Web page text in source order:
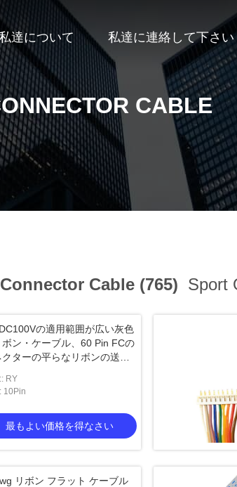
達について 私達に連絡して下さい
CABLE
Cable (765) Sport
の適用範囲が広い灰色
ボン・ケーブル、60 Pin FCの
クターの平らなリボンの送電
RY
10Pin
最もよい価格を得なさい
リボン フラット ケーブル